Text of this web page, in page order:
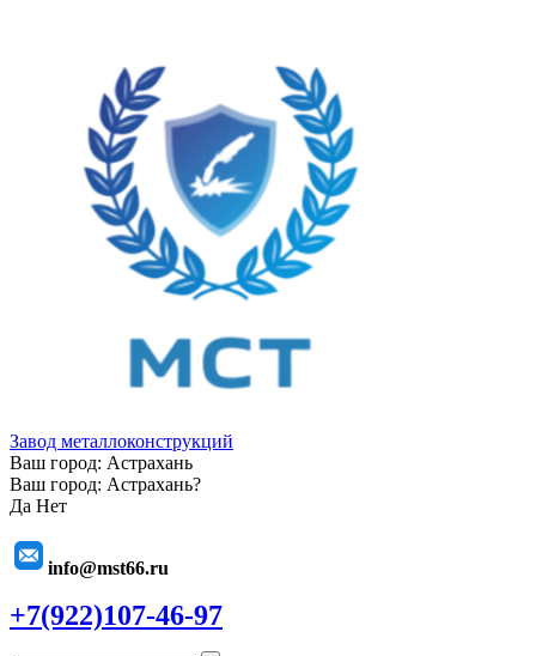
Завод металлоконструкций
Ваш город: Астрахань
Ваш город: Астрахань?
Да Нет
info@mst66.ru
+7(922)107-46-97